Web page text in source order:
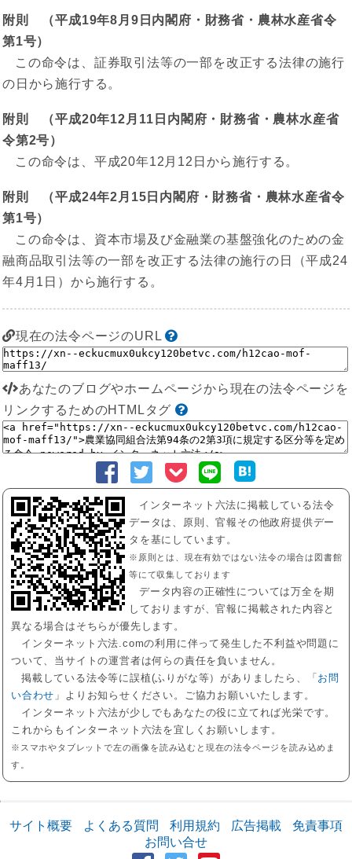
附則 （平成19年8月9日内閣府・財務省・農林水産省令
第1号）
この命令は、証券取引法等の一部を改正する法律の施行
の日から施行する。
附則 （平成20年12月11日内閣府・財務省・農林水産省
令第2号）
この命令は、平成20年12月12日から施行する。
附則 （平成24年2月15日内閣府・財務省・農林水産省令
第1号）
この命令は、資本市場及び金融業の基盤強化のための金
融商品取引法等の一部を改正する法律の施行の日（平成24
年4月1日）から施行する。
現在の法令ページのURL
あなたのブログやホームページから現在の法令ページを
リンクするためのHTMLタグ
インターネット六法に掲載している法令
データは、原則、官報その他政府提供デー
タを基にしています。
※原則とは、現在有効ではない法令の場合は図書館
等にて収集しております
データ内容の正確性については万全を期
しておりますが、官報に掲載された内容と
異なる場合はそちらが優先します。
インターネット六法.comの利用に伴って発生した不利益や問題に
ついて、当サイトの運営者は何らの責任を負いません。
掲載している法令等に誤植(ふりがな等）がありましたら、「 お問
い合わせ 」よりお知らせください。ご協力お願いいたします。
インターネット六法が少しでもあなたの役に立てれば光栄です。
これからもインターネット六法を宜しくお願いします。
※スマホやタブレットで左の画像を読み込むと現在の法令ページを読み込めま
す。
サイト概要 よくある質問 利用規約 広告掲載
免責事項
お問い合せ